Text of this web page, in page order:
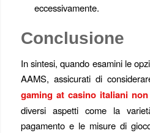
eccessivamente.
Conclusione
In sintesi, quando esamini le
AAMS, assicurati di
gaming at casino italiani
diversi aspetti come la
pagamento e le misure di